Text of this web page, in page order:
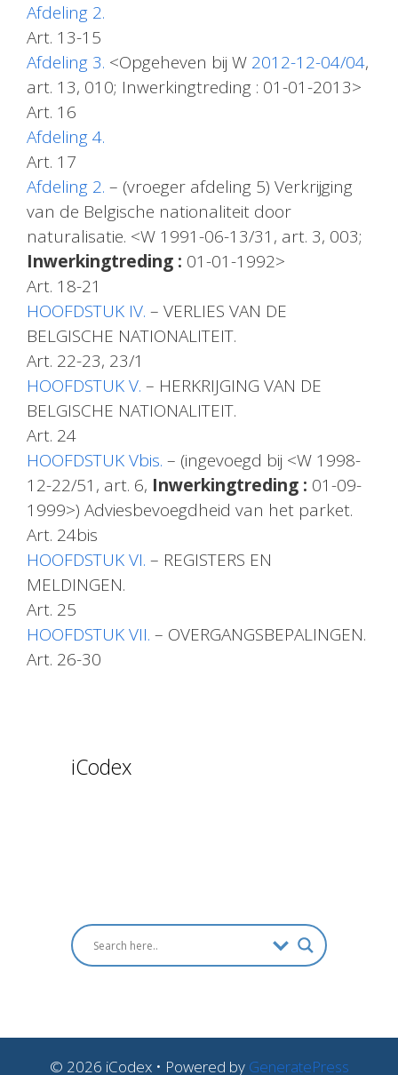
Afdeling 2.
Art. 13-15
Afdeling 3. <Opgeheven bij W 2012-12-04/04,
art. 13, 010; Inwerkingtreding : 01-01-2013>
Art. 16
Afdeling 4.
Art. 17
Afdeling 2. – (vroeger afdeling 5) Verkrijging
van de Belgische nationaliteit door
naturalisatie. <W 1991-06-13/31, art. 3, 003;
Inwerkingtreding : 01-01-1992>
Art. 18-21
HOOFDSTUK IV. – VERLIES VAN DE
BELGISCHE NATIONALITEIT.
Art. 22-23, 23/1
HOOFDSTUK V. – HERKRIJGING VAN DE
BELGISCHE NATIONALITEIT.
Art. 24
HOOFDSTUK Vbis. – (ingevoegd bij <W 1998-
12-22/51, art. 6, Inwerkingtreding : 01-09-
1999>) Adviesbevoegdheid van het parket.
Art. 24bis
HOOFDSTUK VI. – REGISTERS EN
MELDINGEN.
Art. 25
HOOFDSTUK VII. – OVERGANGSBEPALINGEN.
Art. 26-30
iCodex
© 2026 iCodex• Powered by GeneratePress